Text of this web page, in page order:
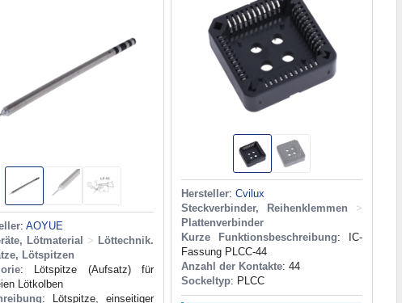
: AOYUE
Lötmaterial
> Löttechnik.
Lötspitzen
: Lötspitze (Aufsatz) für
Lötkolben
: Lötspitze, einseitiger
Hersteller: Cvilux
Steckverbinder, Reihenklemmen
>
Plattenverbinder
Kurze Funktionsbeschreibung: IC-
Fassung PLCC-44
Anzahl der Kontakte: 44
Sockeltyp: PLCC